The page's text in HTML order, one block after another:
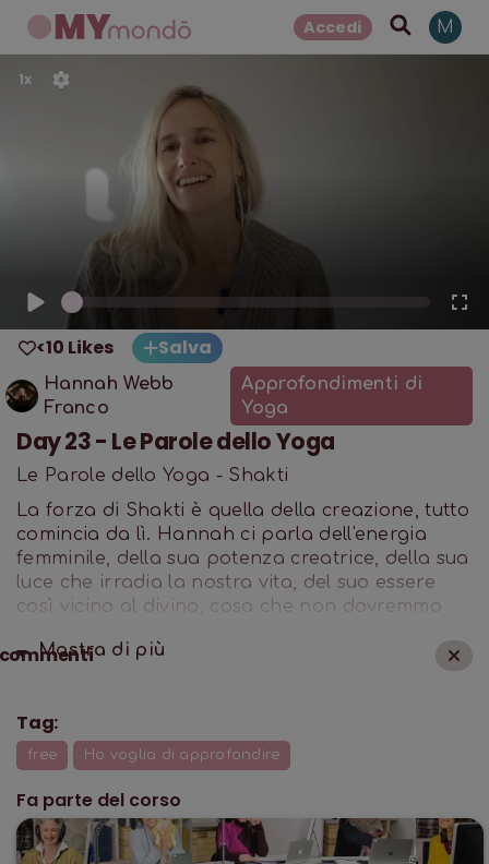
Accedi M
1x
<10 Likes Salva
Hannah Webb
Franco
Approfondimenti di
Yoga
Day 23 - Le Parole dello Yoga
Le Parole dello Yoga - Shakti
La forza di Shakti è quella della creazione, tutto
comincia da lì. Hannah ci parla dell'energia
femminile, della sua potenza creatrice, della sua
luce che irradia la nostra vita, del suo essere
così vicino al divino, cosa che non dovremmo
nelle nostre pratiche di Yoga e nelle nostre
Mostra di più
Tag:
free Ho voglia di approfondire
Fa parte del corso